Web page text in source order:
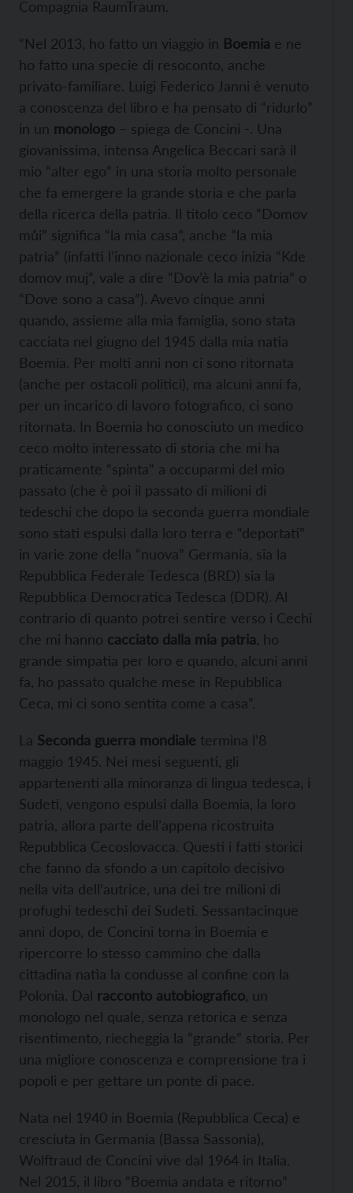
Compagnia RaumTraum.
“Nel 2013, ho fatto un viaggio in Boemia e ne
ho fatto una specie di resoconto, anche
privato-familiare. Luigi Federico Janni è venuto
a conoscenza del libro e ha pensato di “ridurlo”
in un monologo – spiega de Concini -. Una
giovanissima, intensa Angelica Beccari sarà il
mio “alter ego” in una storia molto personale
che fa emergere la grande storia e che parla
della ricerca della patria. Il titolo ceco “Domov
můi” significa “la mia casa”, anche “la mia
patria” (infatti l’inno nazionale ceco inizia “Kde
domov muj”, vale a dire “Dov’è la mia patria” o
“Dove sono a casa”). Avevo cinque anni
quando, assieme alla mia famiglia, sono stata
cacciata nel giugno del 1945 dalla mia natia
Boemia. Per molti anni non ci sono ritornata
(anche per ostacoli politici), ma alcuni anni fa,
per un incarico di lavoro fotografico, ci sono
ritornata. In Boemia ho conosciuto un medico
ceco molto interessato di storia che mi ha
praticamente “spinta” a occuparmi del mio
passato (che è poi il passato di milioni di
tedeschi che dopo la seconda guerra mondiale
sono stati espulsi dalla loro terra e “deportati”
in varie zone della “nuova” Germania, sia la
Repubblica Federale Tedesca (BRD) sia la
Repubblica Democratica Tedesca (DDR). Al
contrario di quanto potrei sentire verso i Cechi
che mi hanno cacciato dalla mia patria , ho
grande simpatia per loro e quando, alcuni anni
fa, ho passato qualche mese in Repubblica
Ceca, mi ci sono sentita come a casa”.
La Seconda guerra mondiale termina l’8
maggio 1945. Nei mesi seguenti, gli
appartenenti alla minoranza di lingua tedesca, i
Sudeti, vengono espulsi dalla Boemia, la loro
patria, allora parte dell’appena ricostruita
Repubblica Cecoslovacca. Questi i fatti storici
che fanno da sfondo a un capitolo decisivo
nella vita dell’autrice, una dei tre milioni di
profughi tedeschi dei Sudeti. Sessantacinque
anni dopo, de Concini torna in Boemia e
ripercorre lo stesso cammino che dalla
cittadina natìa la condusse al confine con la
Polonia. Dal racconto autobiografico , un
monologo nel quale, senza retorica e senza
risentimento, riecheggia la “grande” storia. Per
una migliore conoscenza e comprensione tra i
popoli e per gettare un ponte di pace.
Nata nel 1940 in Boemia (Repubblica Ceca) e
cresciuta in Germania (Bassa Sassonia),
Wolftraud de Concini vive dal 1964 in Italia.
Nel 2015, il libro “Boemia andata e ritorno”